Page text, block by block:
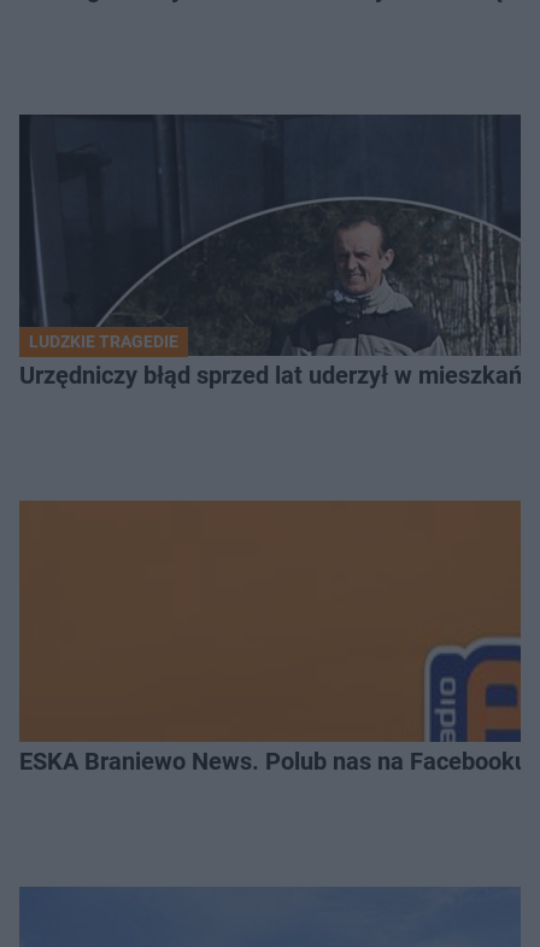
LUDZKIE TRAGEDIE
Urzędniczy błąd sprzed lat uderzył w
ESKA Braniewo News. Polub nas na Facebooku!